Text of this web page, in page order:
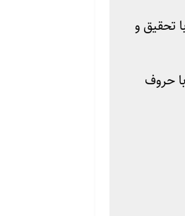
علمی و با تحقیق و
با حروف